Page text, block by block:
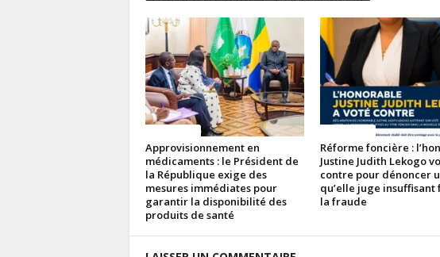
Approvisionnement en
médicaments : le Président de
la République exige des
mesures immédiates pour
garantir la disponibilité des
produits de santé
Réforme foncière :
Justine Judith Lekogo
contre pour dénoncer
qu’elle juge insuffisant
la fraude